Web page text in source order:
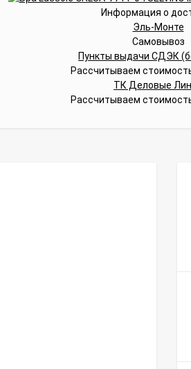
Информация о
Эль-Монте
Самовывоз
Пункты выдачи СДЭК
Рассчитываем стоимость
ТК Деловые
Рассчитываем стоимость